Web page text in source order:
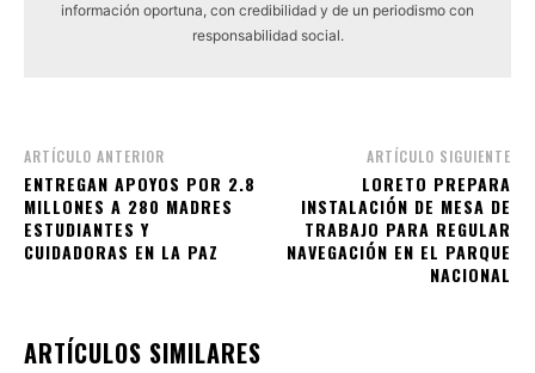
información oportuna, con credibilidad y de un periodismo con
responsabilidad social.
ARTÍCULO ANTERIOR
ENTREGAN APOYOS POR 2.8
MILLONES A 280 MADRES
ESTUDIANTES Y
CUIDADORAS EN LA PAZ
ARTÍCULO SIGUIENTE
LORETO PREPARA
INSTALACIÓN DE MESA DE
TRABAJO PARA REGULAR
NAVEGACIÓN EN EL PARQUE
NACIONAL
ARTÍCULOS SIMILARES